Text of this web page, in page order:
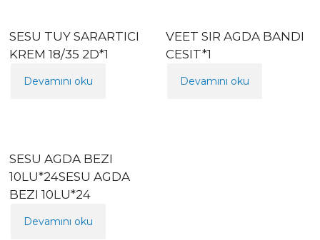
SESU TUY SARARTICI
KREM 18/35 2D*1
Devamını oku
VEET SIR AGDA BANDI
CESIT*1
Devamını oku
SESU AGDA BEZI
10LU*24SESU AGDA
BEZI 10LU*24
Devamını oku